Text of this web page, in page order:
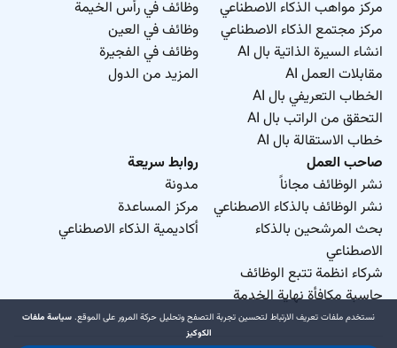
مركز مواهب الذكاء الاصطناعي
مركز مجتمع الذكاء الاصطناعي
انشاء السيرة الذاتية بال AI
مقابلات العمل AI
الخطاب التعريفي بال AI
التحقق من الراتب بال AI
خطاب الاستقالة بال AI
وظائف في رأس الخيمة
وظائف في العين
وظائف في الفجيرة
المزيد من الدول
صاحب العمل
نشر الوظائف مجاناً
نشر الوظائف بالذكاء الاصطناعي
بحث المرشحين بالذكاء
الاصطناعي
شركاء انظمة تتبع الوظائف
حاسبة مكافأة نهاية الخدمة
روابط سريعة
مدونة
مركز المساعدة
أكاديمية الذكاء الاصطناعي
نستخدم ملفات تعريف الارتباط لتحسين تجربة التصفح وتحليل حركة المرور على الموقع. سياسة ملفات
الكوكيز